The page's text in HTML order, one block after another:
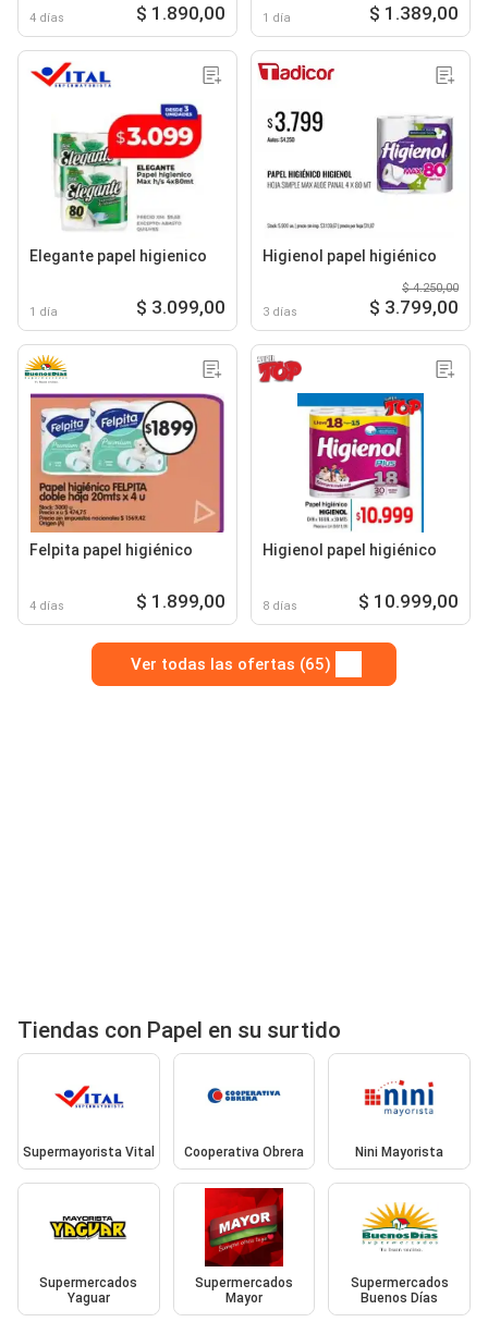
4 días $ 1.890,00 1 día $ 1.389,00
Elegante papel higienico
1 día $ 3.099,00
Higienol papel higiénico
3 días
$ 4.250,00
$ 3.799,00
Felpita papel higiénico
4 días $ 1.899,00
Higienol papel higiénico
8 días $ 10.999,00
Ver todas las ofertas (65)
Tiendas con Papel en su surtido
Supermayorista Vital Cooperativa Obrera Nini Mayorista
Supermercados
Yaguar
Supermercados
Mayor
Supermercados
Buenos Días